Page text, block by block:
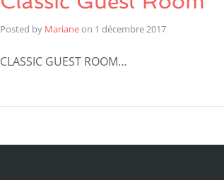
Posted by Marianeon 1 décembre 2017
CLASSIC GUEST ROOM…